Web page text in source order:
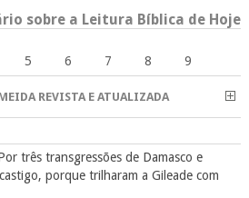
sobre a Leitura Bíblica de Hoje
5 6 7 8 9
REVISTA E ATUALIZADA
três transgressões de Damasco e
porque trilharam a Gileade com